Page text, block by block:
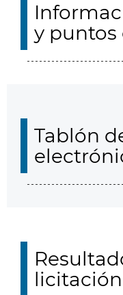
y puntos
Tablón
licitación